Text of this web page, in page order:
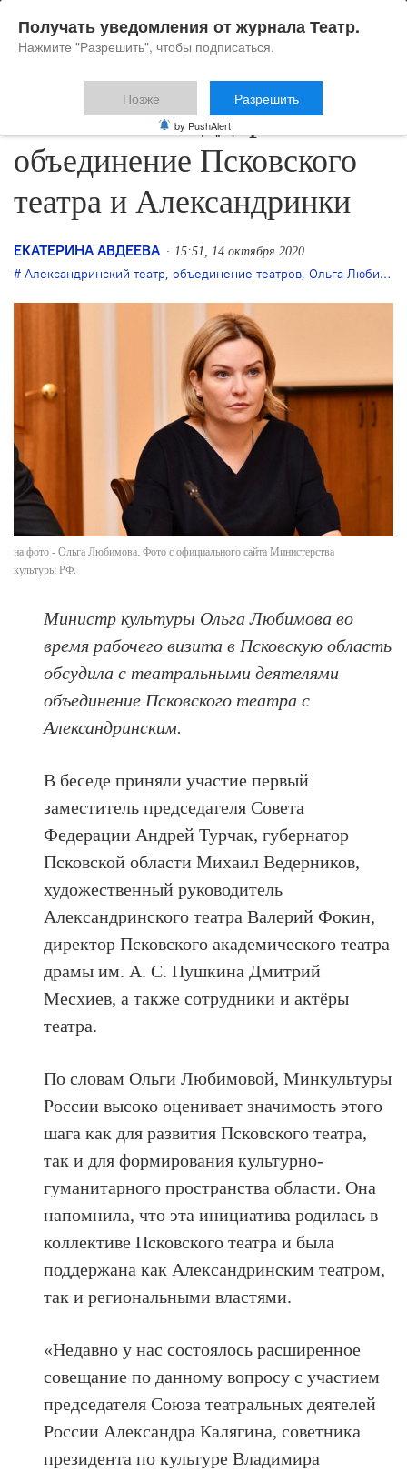
Любимова поддержала
объединение Псковского
театра и Александринки
ЕКАТЕРИНА АВДЕЕВА 15:51, 14 октября 2020
Александринский театр, объединение театров, Ольга Любимова
на фото - Ольга Любимова. Фото с официального сайта Министерства
культуры РФ.
Министр культуры Ольга Любимова во
время рабочего визита в Псковскую область
обсудила с театральными деятелями
объединение Псковского театра с
Александринским.
В беседе приняли участие первый
заместитель председателя Совета
Федерации Андрей Турчак, губернатор
Псковской области Михаил Ведерников,
художественный руководитель
Александринского театра Валерий Фокин,
директор Псковского академического театра
драмы им. А. С. Пушкина Дмитрий
Месхиев, а также сотрудники и актёры
театра.
По словам Ольги Любимовой, Минкультуры
России высоко оценивает значимость этого
шага как для развития Псковского театра,
так и для формирования культурно-
гуманитарного пространства области. Она
напомнила, что эта инициатива родилась в
коллективе Псковского театра и была
поддержана как Александринским театром,
так и региональными властями.
«Недавно у нас состоялось расширенное
совещание по данному вопросу с участием
председателя Союза театральных деятелей
России Александра Калягина, советника
президента по культуре Владимира
Получать уведомления от журнала Театр.
Нажмите "Разрешить", чтобы подписаться.
Позже Разрешить
by PushAlert